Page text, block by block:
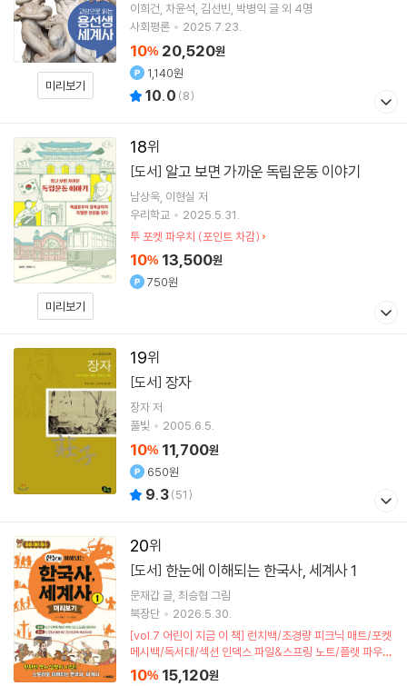
미리보기
이희건 차윤석 김선빈 박병익 글 외 4명
사회평론
2025.7.23.
10% 20,520원
1,140원
10.0 (8)
18
미리보기
[도서] 알고 보면 가까운 독립운동 이야기
남상욱 이현실 저
우리학교
2025.5.31.
투 포켓 파우치 (포인트 차감)
10% 13,500원
750원
19
[도서] 장자
장자저
풀빛
2005.6.5.
10% 11,700원
650원
9.3(51)
20
[도서] 한눈에 이해되는 한국사, 세계사 1
문재갑글 최승협 그림
북장단
2026.5.30.
[vol.7 어린이 지금 이 책] 런치백/초경량 피크닉 매트/포켓
메시백/독서대/섹션 인덱스 파일&스프링 노트/플랫 파우치
(포인트차감)
10% 15,120원